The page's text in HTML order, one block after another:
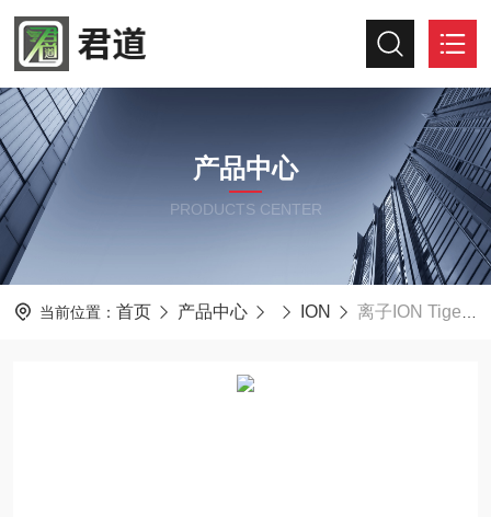
产品中心
PRODUCTS CENTER
当前位置： 首页 产品中心 ION 离子ION Tiger XT-0000 VOC检测仪 20000ppm